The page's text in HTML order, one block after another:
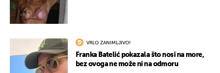
VRLO ZANIMLJIVO!
Franka Batelić pokazala što nosi na more,
bez ovoga ne može ni na odmoru